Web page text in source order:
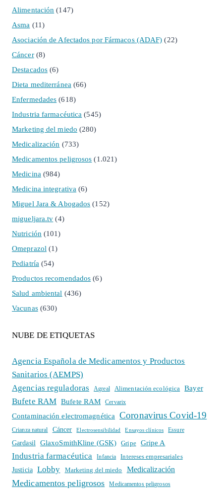
Alimentación (147)
Asma (11)
Asociación de Afectados por Fármacos (ADAF) (22)
Cáncer(8)
Destacados (6)
Dieta mediterránea(66)
Enfermedades (618)
Industria farmacéutica (545)
Marketing del miedo (280)
Medicalización (733)
Medicamentos peligrosos (1.021)
Medicina(984)
Medicina integrativa (6)
Miguel Jara & Abogados (152)
migueljara.tv (4)
Nutrición(101)
Omeprazol(1)
Pediatría(54)
Productos recomendados (6)
Salud ambiental (436)
Vacunas(630)
NUBE DE ETIQUETAS
Agencia Española de Medicamentos y Productos
Sanitarios (AEMPS)
Agencias reguladoras
Agreal Alimentación ecológica Bayer
Bufete RAM Bufete RAM Cervarix
Contaminación electromagnética Coronavirus Covid-19
Crianza natural Cáncer Electrosensibilidad Ensayos clínicos Essure
Gardasil GlaxoSmithKline (GSK) Gripe Gripe A
Industria farmacéutica Infancia
Intereses empresariales
Justicia
Lobby Marketing del miedo Medicalización
Medicamentos peligrosos Medicamentos peligrosos